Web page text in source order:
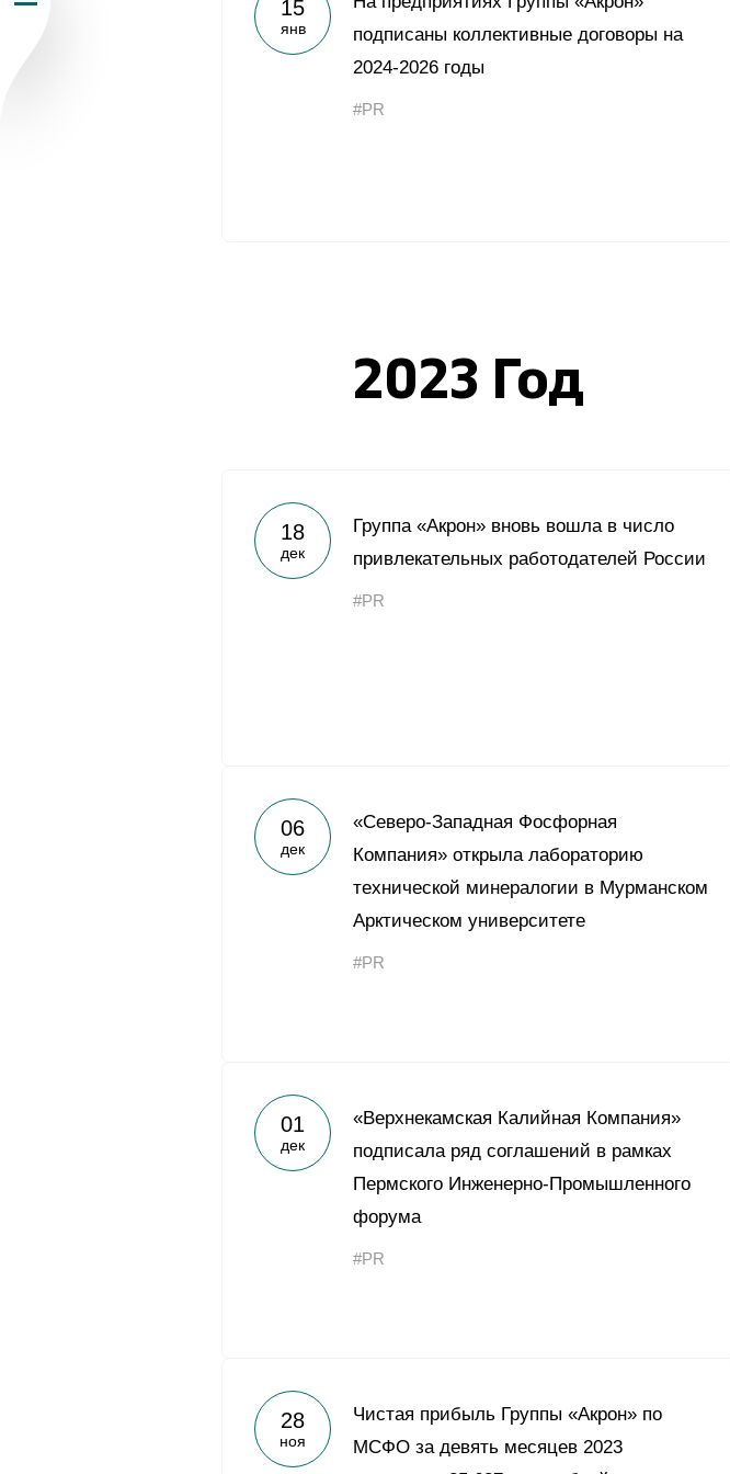
Пресс-центр
Карьера
15
янв
подписаны коллективные договоры на
2024-2026 годы
#PR
2023 Год
18
дек
Группа «Акрон» вновь вошла в число
привлекательных работодателей России
#PR
06
дек
«Северо-Западная Фосфорная
Компания» открыла лабораторию
технической минералогии в Мурманском
Арктическом университете
#PR
01
дек
«Верхнекамская Калийная Компания»
подписала ряд соглашений в рамках
Пермского Инженерно-Промышленного
форума
#PR
28
ноя
Чистая прибыль Группы «Акрон» по
МСФО за девять месяцев 2023